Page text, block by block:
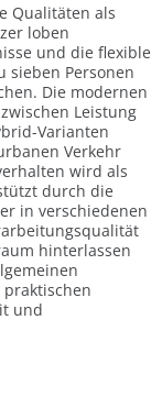
Qualitäten als
loben
und die flexible
sieben Personen
Die modernen
Leistung
Varianten
Verkehr
wird als
durch die
in verschiedenen
hinterlassen
und